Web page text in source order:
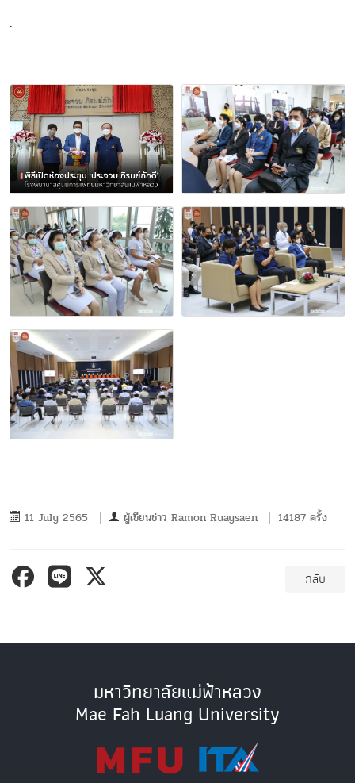
.
11 July 2565 ผู้เขียนข่าว Ramon Ruaysaen 14187 ครั้ง
กลับ
มหาวิทยาลัยแม่ฟ้าหลวง
Mae Fah Luang University